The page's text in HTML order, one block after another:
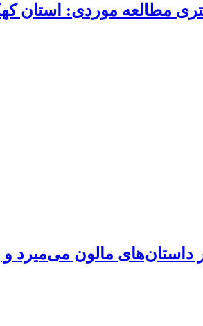
مطالعه موردی: استان
مالون می‌میرد و